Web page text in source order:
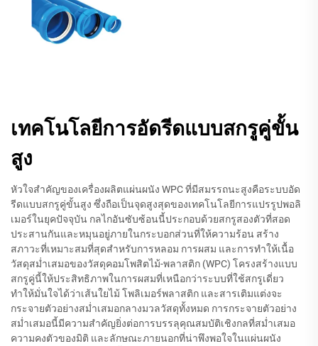
เทคโนโลยีการอัดรีดแบบสกรูคู่ขั้น
สูง
หัวใจสำคัญของเครื่องผลิตแผ่นผนัง WPC ที่มีสมรรถนะสูงคือระบบอัด
รีดแบบสกรูคู่ขั้นสูง ซึ่งถือเป็นจุดสูงสุดของเทคโนโลยีการแปรรูปพอลิ
เมอร์ในยุคปัจจุบัน กลไกอันซับซ้อนนี้ประกอบด้วยสกรูสองตัวที่สอด
ประสานกันและหมุนอยู่ภายในกระบอกส่วนที่ให้ความร้อน สร้าง
สภาวะที่เหมาะสมที่สุดสำหรับการหลอม การผสม และการทำให้เนื้อ
วัสดุสม่ำเสมอของวัสดุคอมโพสิตไม้-พลาสติก (WPC) โครงสร้างแบบ
สกรูคู่นี้ให้ประสิทธิภาพในการผสมที่เหนือกว่าระบบที่ใช้สกรูเดี่ยว
ทำให้มั่นใจได้ว่าเส้นใยไม้ โพลิเมอร์พลาสติก และสารเติมแต่งจะ
กระจายตัวอย่างสม่ำเสมอกลางมวลวัสดุทั้งหมด การกระจายตัวอย่าง
สม่ำเสมอนี้มีความสำคัญยิ่งต่อการบรรลุคุณสมบัติเชิงกลที่สม่ำเสมอ
ความคงตัวของมิติ และลักษณะภายนอกที่น่าพึงพอใจในแผ่นผนัง